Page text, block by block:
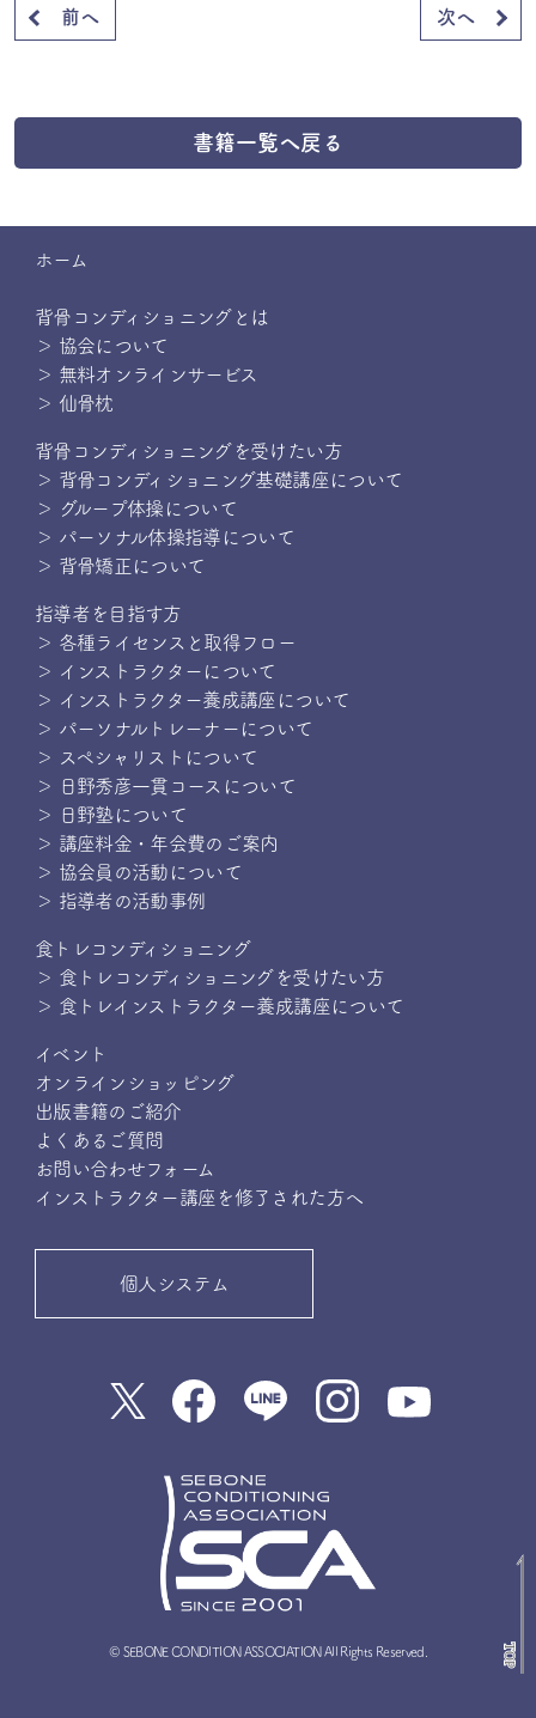
前へ 次へ
書籍一覧へ戻る
ホーム
背骨コンディショニングとは
＞ 協会について
＞ 無料オンラインサービス
＞ 仙骨枕
背骨コンディショニングを受けたい方
＞ 背骨コンディショニング基礎講座について
＞ グループ体操について
＞ パーソナル体操指導について
＞ 背骨矯正について
指導者を目指す方
＞ 各種ライセンスと取得フロー
＞ インストラクターについて
＞ インストラクター養成講座について
＞ パーソナルトレーナーについて
＞ スペシャリストについて
＞ 日野秀彦一貫コースについて
＞ 日野塾について
＞ 講座料金・年会費のご案内
＞ 協会員の活動について
＞ 指導者の活動事例
食トレコンディショニング
＞ 食トレコンディショニングを受けたい方
＞ 食トレインストラクター養成講座について
イベント
オンラインショッピング
出版書籍のご紹介
よくあるご質問
お問い合わせフォーム
インストラクター講座を修了された方へ
個人システム
© SEBONE CONDITION ASSOCIATION All Rights Reserved.